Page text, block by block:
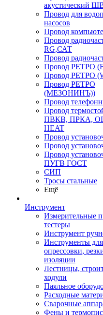
акустический
Провод для
насосов
Провод
Провод
RG,САТ
Провод
Провод РЕТРО
Провод РЕТРО
Провод РЕТРО
(МЕЗОНИНЪ))
Провод
Провод
ПВКВ, ПРКА,
HEAT
Провод
Провод
Провод
ПУГВ ГОСТ
СИП
Тросы стальные
Ещё
Инструмент
Измерительные
тестеры
Инструмент
Инструменты для
опрессовки,
изоляции
Лестницы,
ходули
Паяльное
Расходные
Сварочные
Фены и